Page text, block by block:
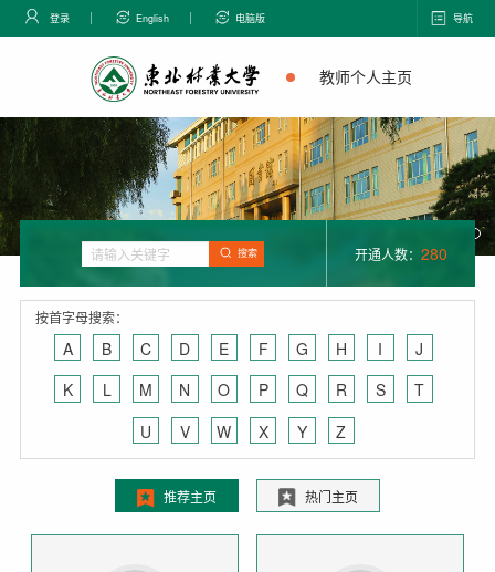
登录 English 电脑版 导航
教师个人主页
搜索 开通人数： 280
按首字母搜索：
A B C D E F G H I
J
K
L M N O P Q R S
T
U
V W X Y Z
推荐主页 热门主页